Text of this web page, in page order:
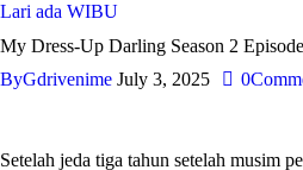
Lari ada WIBU
My Dress-Up Darling Season 2
ByGdrivenime July 3, 2025 0
Setelah jeda tiga tahun setelah musim